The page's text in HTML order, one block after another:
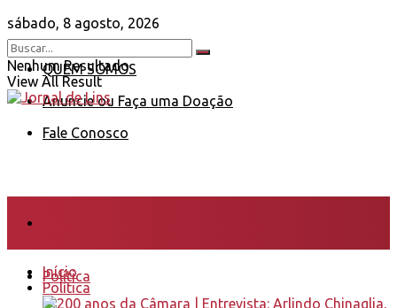
sábado, 8 agosto, 2026
QUEM SOMOS
Anuncie ou Faça uma Doação
Fale Conosco
Nenhum Resultado
View All Result
Política
Início
Política